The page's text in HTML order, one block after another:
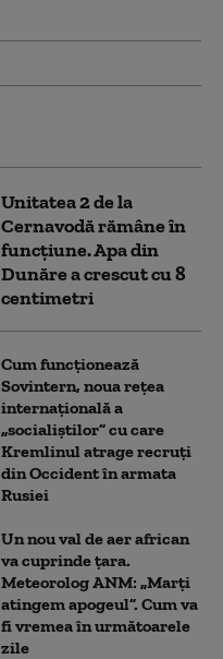
Unitatea 2 de la
Cernavodă rămâne în
funcțiune. Apa din
Dunăre a crescut cu 8
centimetri
Cum funcționează
Sovintern, noua rețea
internațională a
„socialiștilor” cu care
Kremlinul atrage recruți
din Occident în armata
Rusiei
Un nou val de aer african
va cuprinde țara.
Meteorolog ANM: „Marți
atingem apogeul”. Cum va
fi vremea în următoarele
zile